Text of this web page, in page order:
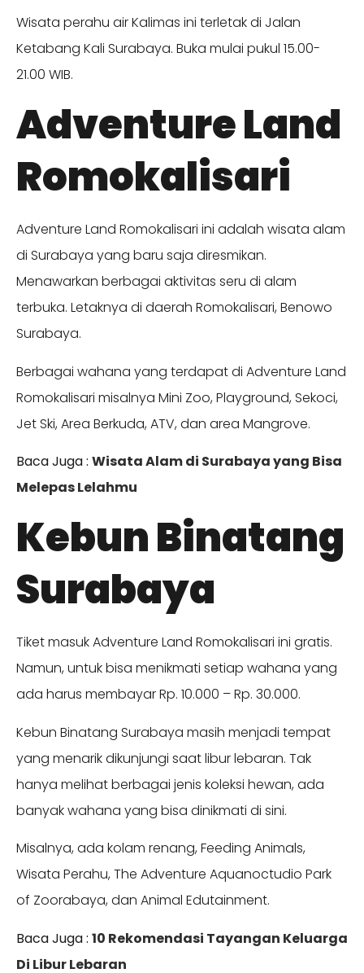
Wisata perahu air Kalimas ini terletak di Jalan
Ketabang Kali Surabaya. Buka mulai pukul 15.00-
21.00 WIB.
Adventure Land
Romokalisari
Adventure Land Romokalisari ini adalah wisata alam
di Surabaya yang baru saja diresmikan.
Menawarkan berbagai aktivitas seru di alam
terbuka. Letaknya di daerah Romokalisari, Benowo
Surabaya.
Berbagai wahana yang terdapat di Adventure Land
Romokalisari misalnya Mini Zoo, Playground, Sekoci,
Jet Ski, Area Berkuda, ATV, dan area Mangrove.
Baca Juga : Wisata Alam di Surabaya yang Bisa
Melepas Lelahmu
Kebun Binatang
Surabaya
Tiket masuk Adventure Land Romokalisari ini gratis.
Namun, untuk bisa menikmati setiap wahana yang
ada harus membayar Rp. 10.000 – Rp. 30.000.
Kebun Binatang Surabaya masih menjadi tempat
yang menarik dikunjungi saat libur lebaran. Tak
hanya melihat berbagai jenis koleksi hewan, ada
banyak wahana yang bisa dinikmati di sini.
Misalnya, ada kolam renang, Feeding Animals,
Wisata Perahu, The Adventure Aquanoctudio Park
of Zoorabaya, dan Animal Edutainment.
Baca Juga : 10 Rekomendasi Tayangan Keluarga
Di Libur Lebaran